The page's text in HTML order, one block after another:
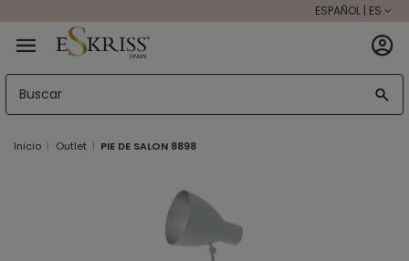
ESPAÑOL | ES
Inicio Outlet PIE DE SALON 8898